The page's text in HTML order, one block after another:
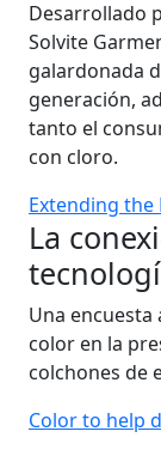
Desarrollado
Solvite
galardonada
generación,
tanto el
con cloro.
Extending the
La
Una encuesta
color en la
colchones de
Color to help